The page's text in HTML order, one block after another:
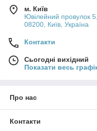
м. Київ
Ювілейний провулок 5,
08200, Київ, Україна
Контакти
Сьогодні вихідний
Показати весь
Про нас
Контакти